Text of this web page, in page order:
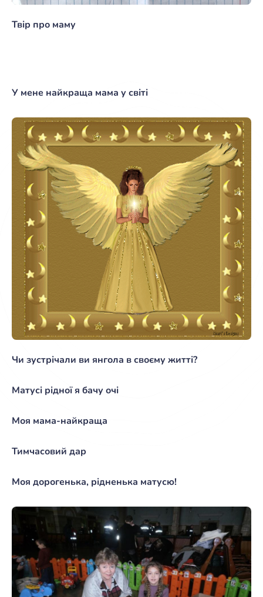
Твір про маму
У мене найкраща мама у світі
Чи зустрічали ви янгола в своєму житті?
Матусі рідної я бачу очі
Моя мама-найкраща
Тимчасовий дар
Моя дорогенька, рідненька матусю!